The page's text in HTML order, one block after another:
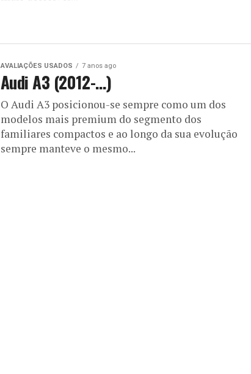
AVALIAÇÕES USADOS 7 anos ago
Audi A3 (2012-…)
O Audi A3 posicionou-se sempre como um dos
modelos mais premium do segmento dos
familiares compactos e ao longo da sua evolução
sempre manteve o mesmo...